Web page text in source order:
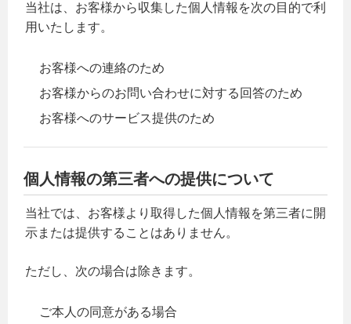
当社は、お客様から収集した個人情報を次の目的で利
用いたします。
お客様への連絡のため
お客様からのお問い合わせに対する回答のため
お客様へのサービス提供のため
個人情報の第三者への提供について
当社では、お客様より取得した個人情報を第三者に開
示または提供することはありません。
ただし、次の場合は除きます。
ご本人の同意がある場合